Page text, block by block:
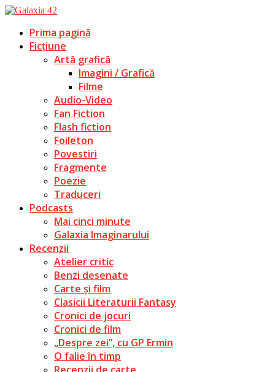
Prima pagină
Ficțiune
Artă grafică
Imagini / Grafică
Filme
Audio-Video
Fan Fiction
Flash fiction
Foileton
Povestiri
Fragmente
Poezie
Traduceri
Podcasts
Mai cinci minute
Galaxia Imaginarului
Recenzii
Atelier critic
Benzi desenate
Carte și film
Clasicii Literaturii Fantasy
Cronici de jocuri
Cronici de film
„Despre zei”, cu GP Ermin
O falie în timp